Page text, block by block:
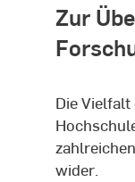
Zur
Die
wider.